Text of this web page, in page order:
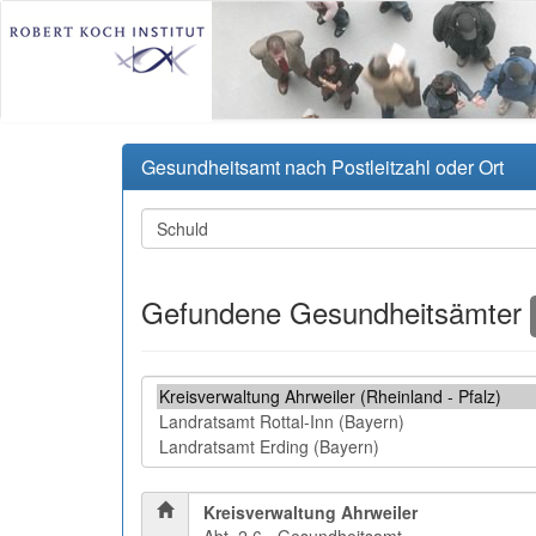
Gesundheitsamt nach Postleitzahl oder Ort
Gefundene Gesundheitsämter
Kreisverwaltung Ahrweiler